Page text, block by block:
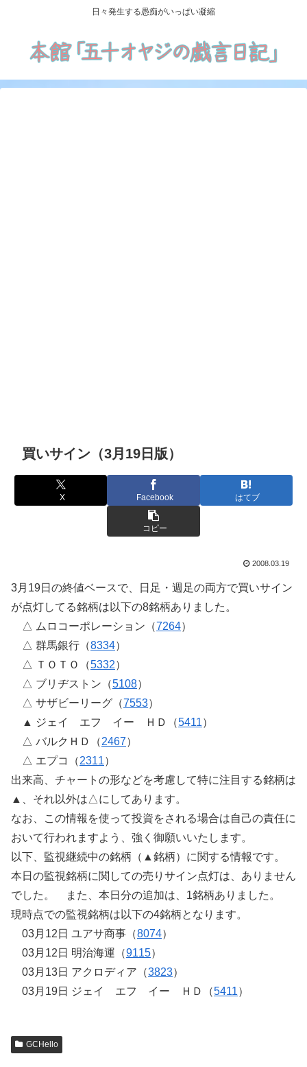
日々発生する愚痴がいっぱい凝縮
買いサイン（3月19日版）
X Facebook はてブ
コピー
2008.03.19
3月19日の終値ベースで、日足・週足の両方で買いサイン
が点灯してる銘柄は以下の8銘柄ありました。
△ ムロコーポレーション（7264）
△ 群馬銀行（8334）
△ ＴＯＴＯ（5332）
△ ブリヂストン（5108）
△ サザビーリーグ（7553）
▲ ジェイ エフ イー ＨＤ（5411）
△ バルクＨＤ（2467）
△ エプコ（2311）
出来高、チャートの形などを考慮して特に注目する銘柄は
▲、それ以外は△にしてあります。
なお、この情報を使って投資をされる場合は自己の責任に
おいて行われますよう、強く御願いいたします。
以下、監視継続中の銘柄（▲銘柄）に関する情報です。
本日の監視銘柄に関しての売りサイン点灯は、ありません
でした。 また、本日分の追加は、1銘柄ありました。
現時点での監視銘柄は以下の4銘柄となります。
03月12日 ユアサ商事（8074）
03月12日 明治海運（9115）
03月13日 アクロディア（3823）
03月19日 ジェイ エフ イー ＨＤ（5411）
GCHello